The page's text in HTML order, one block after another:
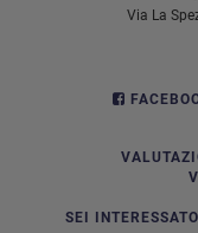
Via La
SEI